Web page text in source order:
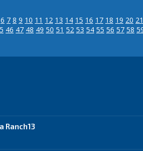
6 7 8 9 10 11 12 13 14 15 16 17 18 19 20 21
46 47 48 49 50 51 52 53 54 55 56 57 58
Ranch13